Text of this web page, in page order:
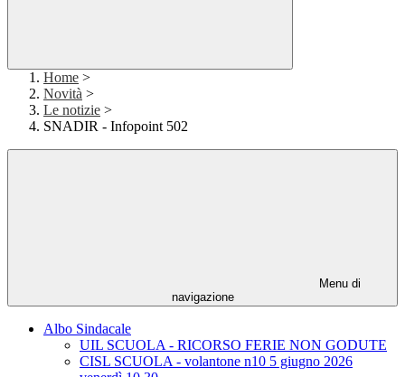
Home >
Novità >
Le notizie >
SNADIR - Infopoint 502
Menu di
navigazione
Albo Sindacale
UIL SCUOLA - RICORSO FERIE NON GODUTE
CISL SCUOLA - volantone n10 5 giugno 2026